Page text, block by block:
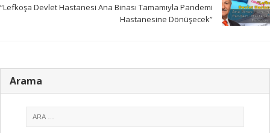
“Lefkoşa Devlet Hastanesi Ana Binası Tamamıyla Pandemi
Hastanesine Dönüşecek”
Arama